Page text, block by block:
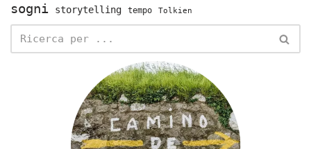
sogni storytelling tempo Tolkien